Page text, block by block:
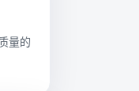
量的